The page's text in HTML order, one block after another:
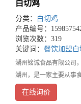
白切鸡
分类：
白切鸡
产品编号：
浏览次数：319
关键词： 餐饮加盟
湖州铭诚食品有限公司
湖州，是一家主要从事
餐饮企业。旗下品牌鲜
的知名餐饮连锁品牌，
在线询价